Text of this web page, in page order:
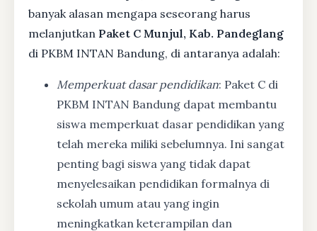
banyak alasan mengapa seseorang harus
melanjutkan Paket C Munjul, Kab. Pandeglang
di PKBM INTAN Bandung, di antaranya adalah:
Memperkuat dasar pendidikan: Paket C di
PKBM INTAN Bandung dapat membantu
siswa memperkuat dasar pendidikan yang
telah mereka miliki sebelumnya. Ini sangat
penting bagi siswa yang tidak dapat
menyelesaikan pendidikan formalnya di
sekolah umum atau yang ingin
meningkatkan keterampilan dan